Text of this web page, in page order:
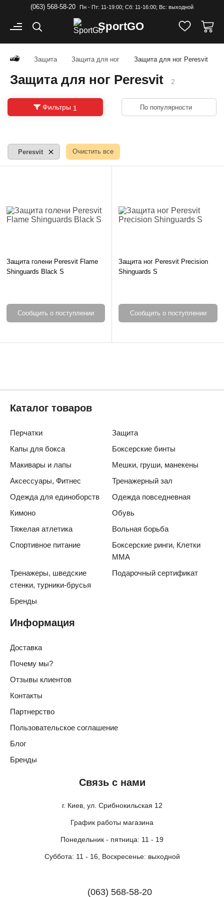
(063) 568-58-20 Пн - Пт: 11-19:00; Cб: 11-16:00; Вс: выходной
SportGO
Защита Защита для ног Защита для ног Peresvit
Защита для ног Peresvit 2
Фильтры 1 По популярности
Peresvit Очистить все
Защита голени Peresvit Flame
Shinguards Black S
Сообщить о поступлении
Защита ног Peresvit Precision
Shinguards S
Сообщить о поступлении
Связь с нами
г. Киев, ул. Срибнокильская 12
График работы магазина
Понедельник - пятница: 11 - 19
Суббота: 11 - 16, Воскресенье: выходной
(063) 568-58-20
Каталог товаров
Перчатки
Защита
Капы для бокса
Боксерские бинты
Макивары и лапы
Мешки, груши, манекены
Аксессуары, Фитнес
Тренажерный зал
Одежда для единоборств
Одежда повседневная
Кимоно
Обувь
Тяжелая атлетика
Вольная борьба
Спортивное питание
Боксерские ринги, Клетки
ММА
Тренажеры, шведские
стенки, турники-брусья
Подарочный сертификат
Бренды
Информация
Доставка
Почему мы?
Отзывы клиентов
Контакты
Партнерство
Пользовательское соглашение
Блог
Бренды